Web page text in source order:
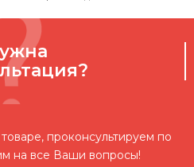
проконсультируем по
на все Ваши вопросы!